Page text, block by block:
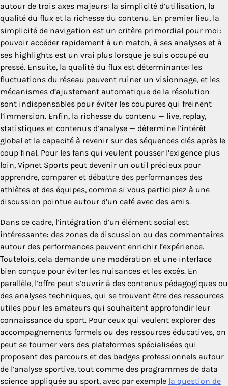
autour de trois axes majeurs: la simplicité d’utilisation, la
qualité du flux et la richesse du contenu. En premier lieu, la
simplicité de navigation est un critère primordial pour moi:
pouvoir accéder rapidement à un match, à ses analyses et à
ses highlights est un vrai plus lorsque je suis occupé ou
pressé. Ensuite, la qualité du flux est déterminante: les
fluctuations du réseau peuvent ruiner un visionnage, et les
mécanismes d’ajustement automatique de la résolution
sont indispensables pour éviter les coupures qui freinent
l’immersion. Enfin, la richesse du contenu — live, replay,
statistiques et contenus d’analyse — détermine l’intérêt
global et la capacité à revenir sur des séquences clés après le
coup final. Pour les fans qui veulent pousser l’exigence plus
loin, Vipnet Sports peut devenir un outil précieux pour
apprendre, comparer et débattre des performances des
athlètes et des équipes, comme si vous participiez à une
discussion pointue autour d’un café avec des amis.
Dans ce cadre, l’intégration d’un élément social est
intéressante: des zones de discussion ou des commentaires
autour des performances peuvent enrichir l’expérience.
Toutefois, cela demande une modération et une interface
bien conçue pour éviter les nuisances et les excès. En
parallèle, l’offre peut s’ouvrir à des contenus pédagogiques ou
des analyses techniques, qui se trouvent être des ressources
utiles pour les amateurs qui souhaitent approfondir leur
connaissance du sport. Pour ceux qui veulent explorer des
accompagnements formels ou des ressources éducatives, on
peut se tourner vers des plateformes spécialisées qui
proposent des parcours et des badges professionnels autour
de l’analyse sportive, tout comme des programmes de data
science appliquée au sport, avec par exemple la question de